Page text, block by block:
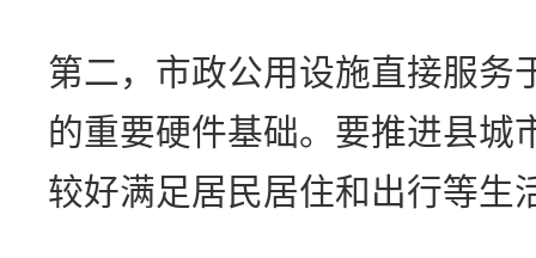
第二，市政公用设施直接服务
的重要硬件基础。要推进县城
较好满足居民居住和出行等生